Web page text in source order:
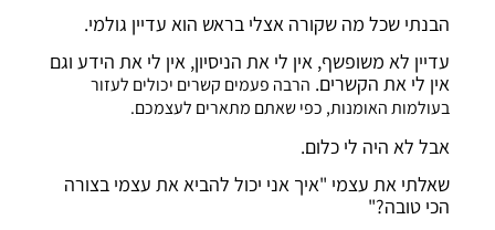
הבנתי שכל מה שקורה אצלי בראש הוא עדיין גולמי.
עדיין לא משופשף, אין לי את הניסיון, אין לי את הידע וגם
אין לי את הקשרים. הרבה פעמים קשרים יכולים לעזור
בעולמות האומנות, כפי שאתם מתארים לעצמכם.
אבל לא היה לי כלום.
שאלתי את עצמי "איך אני יכול להביא את עצמי בצורה
הכי טובה?"